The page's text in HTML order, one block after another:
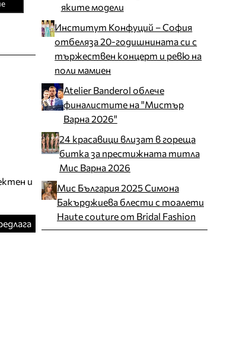
и
яките модели
Институт Конфуций – София
отбеляза 20-годишнината си с
тържествен концерт и ревю на
поли мамиен
Atelier Banderol облече
финалистите на "Мистър
Варна 2026"
24 красавици влизат в гореща
битка за престижната титла
Мис Варна 2026
Мис България 2025 Симона
Бакърджиева блести с тоалети
Haute couture от Bridal Fashion